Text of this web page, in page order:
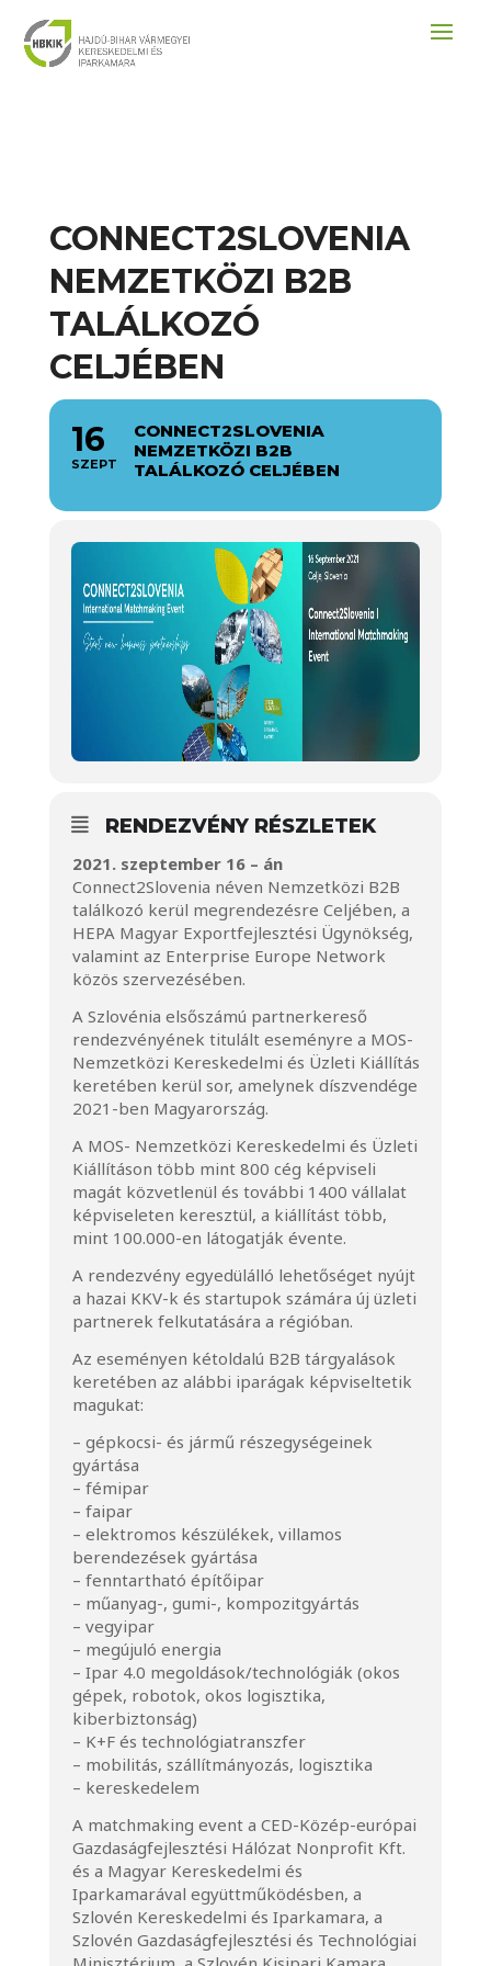
CONNECT2SLOVENIA
NEMZETKÖZI B2B
TALÁLKOZÓ
CELJÉBEN
16
SZEPT
CONNECT2SLOVENIA
NEMZETKÖZI B2B
TALÁLKOZÓ CELJÉBEN
RENDEZVÉNY RÉSZLETEK
2021. szeptember 16 – án
Connect2Slovenia néven Nemzetközi B2B
találkozó kerül megrendezésre Celjében, a
HEPA Magyar Exportfejlesztési Ügynökség,
valamint az Enterprise Europe Network
közös szervezésében.
A Szlovénia elsőszámú partnerkereső
rendezvényének titulált eseményre a MOS-
Nemzetközi Kereskedelmi és Üzleti Kiállítás
keretében kerül sor, amelynek díszvendége
2021-ben Magyarország.
A MOS- Nemzetközi Kereskedelmi és Üzleti
Kiállításon több mint 800 cég képviseli
magát közvetlenül és további 1400 vállalat
képviseleten keresztül, a kiállítást több,
mint 100.000-en látogatják évente.
A rendezvény egyedülálló lehetőséget nyújt
a hazai KKV-k és startupok számára új üzleti
partnerek felkutatására a régióban.
Az eseményen kétoldalú B2B tárgyalások
keretében az alábbi iparágak képviseltetik
magukat:
– gépkocsi- és jármű részegységeinek
gyártása
– fémipar
– faipar
– elektromos készülékek, villamos
berendezések gyártása
– fenntartható építőipar
– műanyag-, gumi-, kompozitgyártás
– vegyipar
– megújuló energia
– Ipar 4.0 megoldások/technológiák (okos
gépek, robotok, okos logisztika,
kiberbiztonság)
– K+F és technológiatranszfer
– mobilitás, szállítmányozás, logisztika
– kereskedelem
A matchmaking event a CED-Közép-európai
Gazdaságfejlesztési Hálózat Nonprofit Kft.
és a Magyar Kereskedelmi és
Iparkamarával együttműködésben, a
Szlovén Kereskedelmi és Iparkamara, a
Szlovén Gazdaságfejlesztési és Technológiai